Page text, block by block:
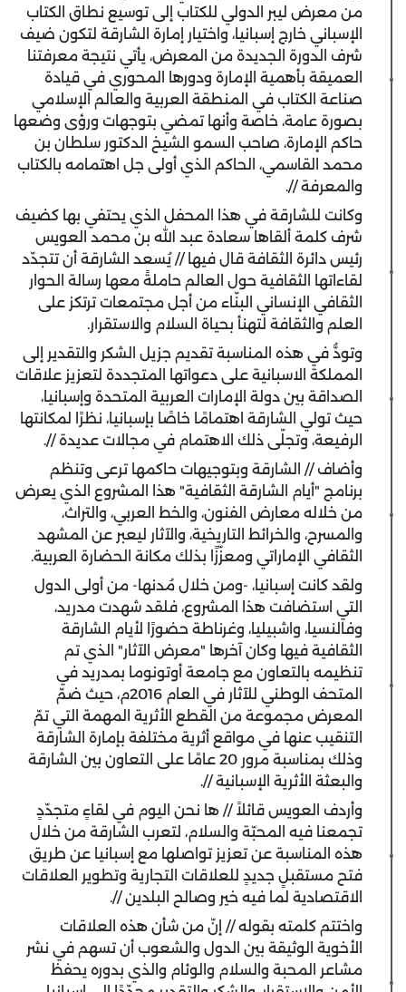
من معرض ليبر الدولي للكتاب إلى توسيع نطاق الكتاب
الإسباني خارج إسبانيا، واختيار إمارة الشارقة لتكون ضيف
شرف الدورة الجديدة من المعرض، يأتي نتيجة معرفتنا
العميقة بأهمية الإمارة ودورها المحوري في قيادة
صناعة الكتاب في المنطقة العربية والعالم الإسلامي
بصورة عامة، خاصة وأنها تمضي بتوجهات ورؤى وضعها
حاكم الإمارة، صاحب السمو الشيخ الدكتور سلطان بن
محمد القاسمي، الحاكم الذي أولى جل اهتمامه بالكتاب
والمعرفة //.
وكانت للشارقة في هذا المحفل الذي يحتفي بها كضيف
شرف كلمة ألقاها سعادة عبد الله بن محمد العويس
رئيس دائرة الثقافة قال فيها // يُسعد الشارقة أن تتجدّد
لقاءاتها الثقافية حول العالم حاملةً معها رسالة الحوار
الثقافي الإنساني البنّاء من أجل مجتمعات ترتكز على
العلم والثقافة لتهنأ بحياة السلام والاستقرار.
وتودُّ في هذه المناسبة تقديم جزيل الشكر والتقدير إلى
المملكة الاسبانية على دعواتها المتجددة لتعزيز علاقات
الصداقة بين دولة الإمارات العربية المتحدة وإسبانيا،
حيث تولي الشارقة اهتمامًا خاصًا بإسبانيا، نظرًا لمكانتها
الرفيعة، وتجلّى ذلك الاهتمام في مجالات عديدة //.
وأضاف // الشارقة وبتوجيهات حاكمها ترعى وتنظم
برنامج "أيام الشارقة الثقافية" هذا المشروع الذي يعرض
من خلاله معارض الفنون، والخط العربي، والتراث،
والمسرح، والخرائط التاريخية، والآثار ليعبر عن المشهد
الثقافي الإماراتي ومعزّزًا بذلك مكانة الحضارة العربية.
ولقد كانت إسبانيا، -ومن خلال مُدنها- من أولى الدول
التي استضافت هذا المشروع، فلقد شهدت مدريد،
وفالنسيا، واشبيليا، وغرناطة حضورًا لأيام الشارقة
الثقافية فيها وكان آخرها "معرض الآثار" الذي تم
تنظيمه بالتعاون مع جامعة أوتونوما بمدريد في
المتحف الوطني للآثار في العام 2016م، حيث ضمّ
المعرض مجموعة من القطع الأثرية المهمة التي تمّ
التنقيب عنها في مواقع أثرية مختلفة بإمارة الشارقة
وذلك بمناسبة مرور 20 عامًا على التعاون بين الشارقة
والبعثة الأثرية الإسبانية //.
وأردف العويس قائلاً // ها نحن اليوم في لقاءٍ متجدّدٍ
تجمعنا فيه المحبّة والسلام، لتعرب الشارقة من خلال
هذه المناسبة عن تعزيز تواصلها مع إسبانيا عن طريق
فتح مستقبلٍ جديدٍ للعلاقات التجارية وتطوير العلاقات
الاقتصادية لما فيه خير وصالح البلدين //.
واختتم كلمته بقوله // إنّ من شأن هذه العلاقات
الأخوية الوثيقة بين الدول والشعوب أن تسهم في نشر
مشاعر المحبة والسلام والوئام والذي بدوره يحفظ